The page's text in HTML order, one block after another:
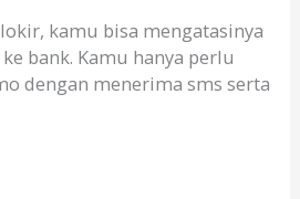
kamu bisa mengatasinya
bank. Kamu hanya perlu
dengan menerima sms serta